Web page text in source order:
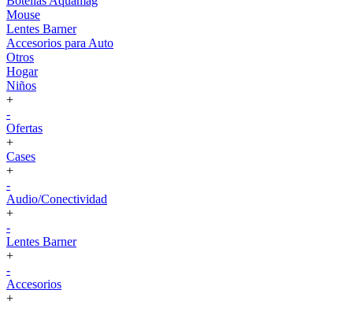
Mouse
Lentes Barner
Accesorios para Auto
Otros
Hogar
Niños
+
-
Ofertas
+
Cases
+
-
Audio/Conectividad
+
-
Lentes Barner
+
-
Accesorios
+